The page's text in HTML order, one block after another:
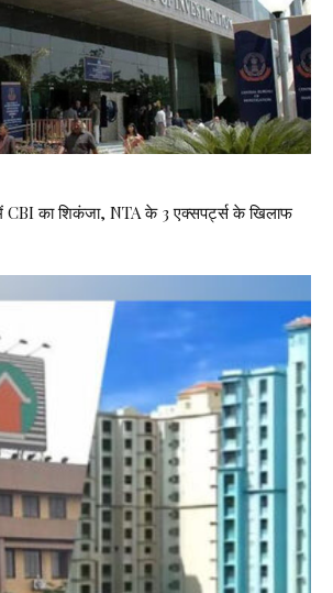
का शिकंजा, NTA के 3 एक्सपर्ट्स के खिलाफ